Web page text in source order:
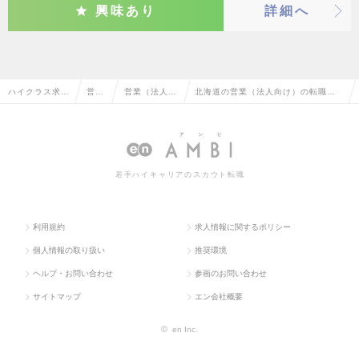
興味あり 詳細へ
ハイクラス求人 営業 営業（法人向 北海道の営業（法人向け）の転職・
若手ハイキャリアのスカウト転職
利用規約 求人情報に関するポリシー
個人情報の取り扱い 推奨環境
ヘルプ・お問い合わせ 参画のお問い合わせ
サイトマップ エン会社概要
© en Inc.